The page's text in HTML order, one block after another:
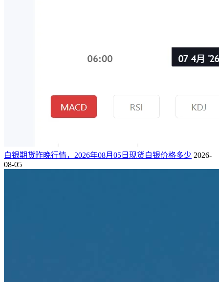
白银期货昨晚行情，2026年08月05日现货白银价格多少 2026-
08-05